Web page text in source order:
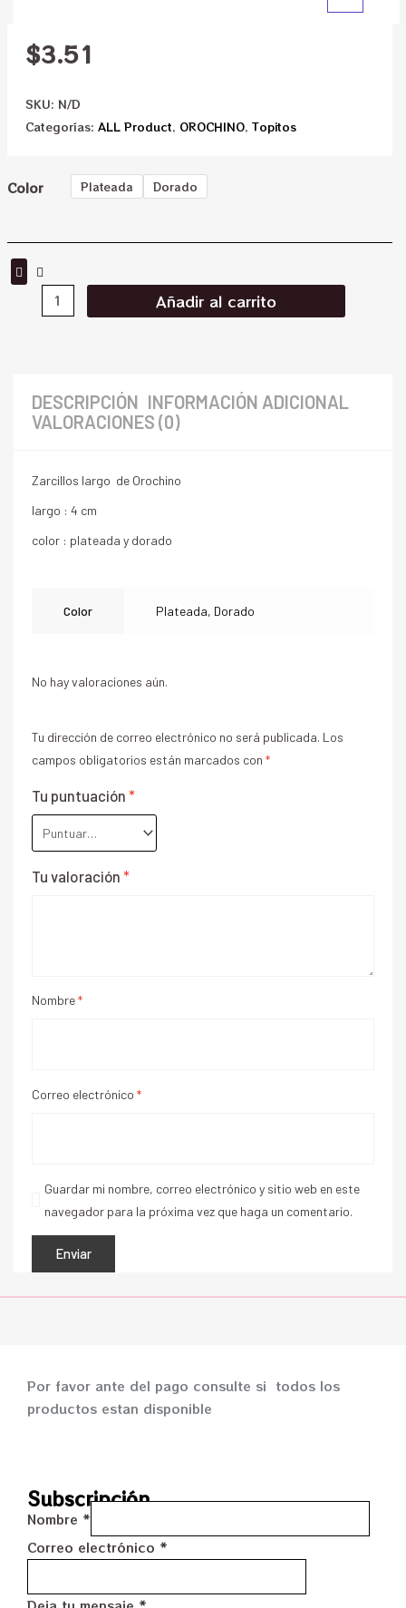
$3.51
SKU: N/D
Categorías: ALL Product, OROCHINO, Topitos
Color Plateada Dorado
Añadir al carrito
DESCRIPCIÓN INFORMACIÓN ADICIONAL
VALORACIONES (0)
Zarcillos largo de Orochino
largo : 4 cm
color : plateada y dorado
Color Plateada, Dorado
No hay valoraciones aún.
Tu dirección de correo electrónico no será publicada. Los
campos obligatorios están marcados con *
Tu puntuación *
Tu valoración *
Nombre*
Correo electrónico *
Guardar mi nombre, correo electrónico y sitio web en este
navegador para la próxima vez que haga un comentario.
Por favor ante del pago consulte si todos los
productos estan disponible
Subscripción
Nombre *
Correo electrónico *